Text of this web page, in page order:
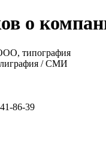
о
типография
/ СМИ
86-39